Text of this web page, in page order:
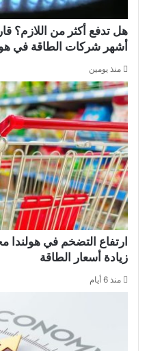
هل تدفع أكثر من اللازم؟
أشهر شركات الطاقة في
منذ يومين
زيادة أسعار الطاقة
منذ 6 أيام